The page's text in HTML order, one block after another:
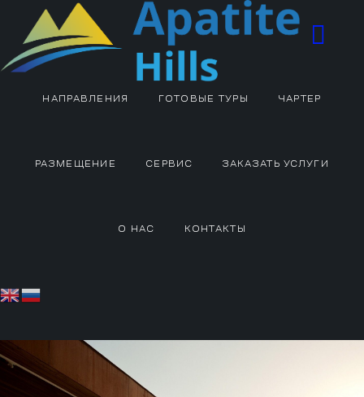
НАПРАВЛЕНИЯ ГОТОВЫЕ ТУРЫ ЧАРТЕР
РАЗМЕЩЕНИЕ СЕРВИС ЗАКАЗАТЬ УСЛУГИ
О НАС КОНТАКТЫ